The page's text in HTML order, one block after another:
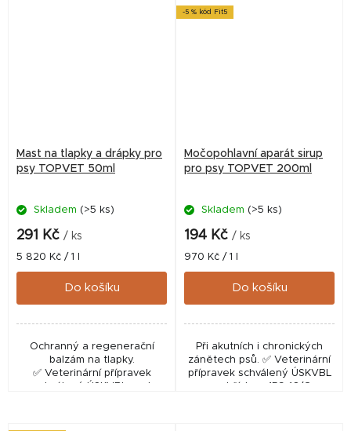
Mast na tlapky a drápky pro
psy TOPVET 50ml
Skladem (>5 ks)
291 Kč / ks
Měrná
cena:
5 820 Kč / 1 l
Do košíku
Ochranný a regenerační
balzám na tlapky.
✅ Veterinární přípravek
schválený ÚSKVBL pod
-5 % kód Fit5
Močopohlavní aparát sirup
pro psy TOPVET 200ml
Skladem (>5 ks)
194 Kč / ks
Měrná
cena:
970 Kč / 1 l
Do košíku
Při akutních i chronických
zánětech psů. ✅ Veterinární
přípravek schválený ÚSKVBL
pod číslem: 159-16/C